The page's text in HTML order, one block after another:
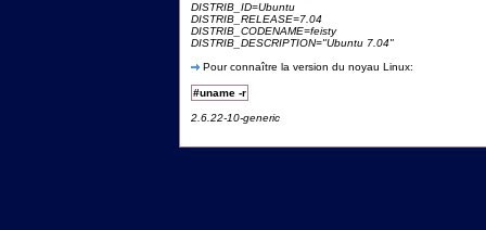
DISTRIB_ID=Ubuntu
DISTRIB_RELEASE=7.04
DISTRIB_CODENAME=feisty
DISTRIB_DESCRIPTION="Ubuntu 7.04"
Pour connaître la version du noyau Linux:
#uname -r
2.6.22-10-generic